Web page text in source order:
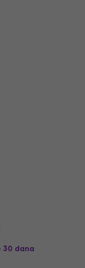
30 dana